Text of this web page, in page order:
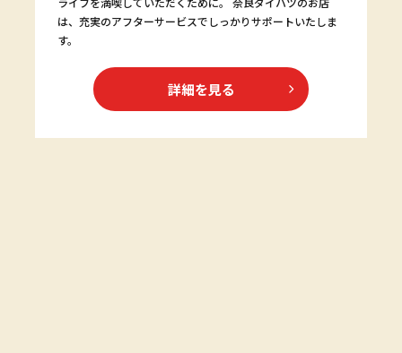
は、充実のアフターサービスでしっかりサポートいたしま
す。
詳細を見る